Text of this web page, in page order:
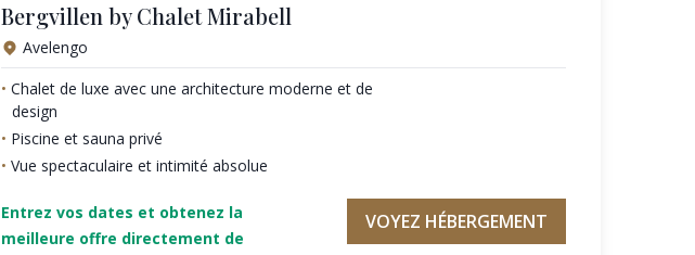
Bergvillen by Chalet Mirabell
Avelengo
Chalet de luxe avec une architecture moderne et de
design
Piscine et sauna privé
Vue spectaculaire et intimité absolue
Entrez vos dates et obtenez la
meilleure offre directement de
VOYEZ HÉBERGEMENT